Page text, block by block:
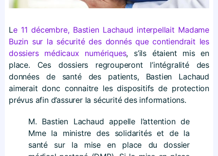
Le 11 décembre, Bastien Lachaud interpellait Madame
Buzin sur la sécurité des donnés que contiendrait les
dossiers médicaux numériques, s’ils étaient mis en
place. Ces dossiers regrouperont l’intégralité des
données de santé des patients, Bastien Lachaud
aimerait donc connaitre les dispositifs de protection
prévus afin d’assurer la sécurité des informations.
M. Bastien Lachaud appelle l’attention de
Mme la ministre des solidarités et de la
santé sur la mise en place du dossier